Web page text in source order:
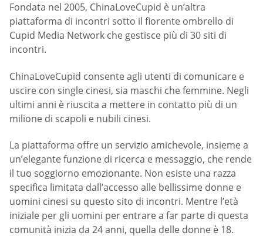
Fondata nel 2005, ChinaLoveCupid è un’altra
piattaforma di incontri sotto il fiorente ombrello di
Cupid Media Network che gestisce più di 30 siti di
incontri.
ChinaLoveCupid consente agli utenti di comunicare e
uscire con single cinesi, sia maschi che femmine. Negli
ultimi anni è riuscita a mettere in contatto più di un
milione di scapoli e nubili cinesi.
La piattaforma offre un servizio amichevole, insieme a
un’elegante funzione di ricerca e messaggio, che rende
il tuo soggiorno emozionante. Non esiste una razza
specifica limitata dall’accesso alle bellissime donne e
uomini cinesi su questo sito di incontri. Mentre l’età
iniziale per gli uomini per entrare a far parte di questa
comunità inizia da 24 anni, quella delle donne è 18.